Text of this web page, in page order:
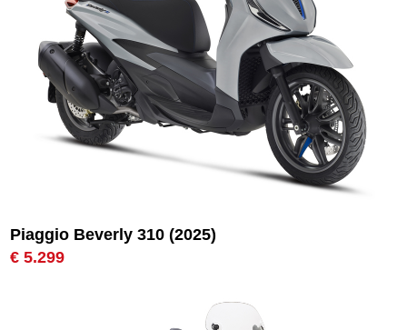
Piaggio Beverly 310 (2025)
€ 5.299